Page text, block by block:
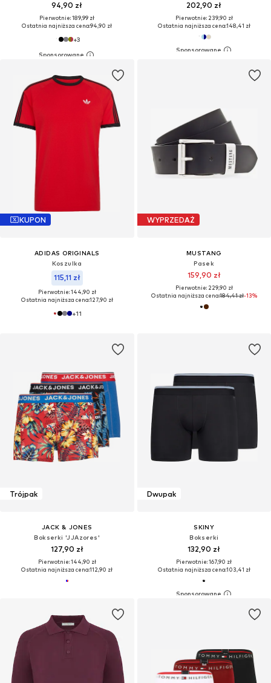
94,90 zł
Pierwotnie: 189,99 zł
Ostatnia najniższa cena:94,90 zł
+3
202,90 zł
Pierwotnie: 239,90 zł
Ostatnia najniższa cena:148,41 zł
KUPON
ADIDAS ORIGINALS
Koszulka
115,11 zł
Pierwotnie: 144,90 zł
Ostatnia najniższa cena:127,90 zł
+11
WYPRZEDAŻ
MUSTANG
Pasek
159,90 zł
Pierwotnie: 229,90 zł
Ostatnia najniższa cena:184,41 zł-13%
Trójpak
JACK & JONES
Bokserki 'JJAzores'
127,90 zł
Pierwotnie: 144,90 zł
Ostatnia najniższa cena:112,90 zł
Dwupak
SKINY
Bokserki
132,90 zł
Pierwotnie: 167,90 zł
Ostatnia najniższa cena:103,41 zł